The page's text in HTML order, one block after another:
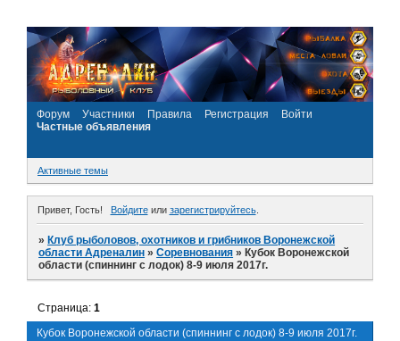
Форум Участники Правила Регистрация
Войти
Частные объявления
Активные темы
Привет, Гость! Войдитеили зарегистрируйтесь.
»Клуб рыболовов, охотников и грибников Воронежской
области Адреналин »Соревнования »Кубок Воронежской
области (спиннинг с лодок) 8-9 июля 2017г.
Кубок Воронежской области (спиннинг с лодок) 8-9 июля 2017г.
Страница:1